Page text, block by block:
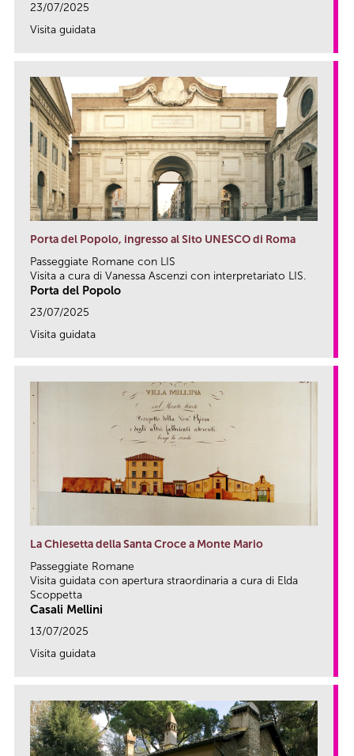
23/07/2025
Visita guidata
Porta del Popolo, ingresso al Sito UNESCO di Roma
Passeggiate Romane con LIS
Visita a cura di Vanessa Ascenzi con interpretariato LIS.
Porta del Popolo
23/07/2025
Visita guidata
La Chiesetta della Santa Croce a Monte Mario
Passeggiate Romane
Visita guidata con apertura straordinaria a cura di Elda
Scoppetta
Casali Mellini
13/07/2025
Visita guidata